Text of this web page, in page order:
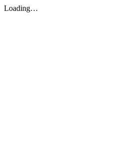
Loading…